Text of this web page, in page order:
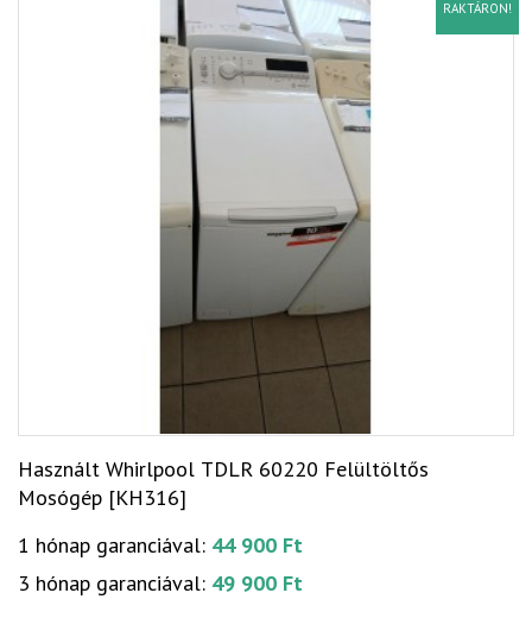
RAKTÁRON!
Használt Whirlpool TDLR 60220 Felültöltős
Mosógép [KH316]
1 hónap garanciával: 44 900 Ft
3 hónap garanciával: 49 900 Ft